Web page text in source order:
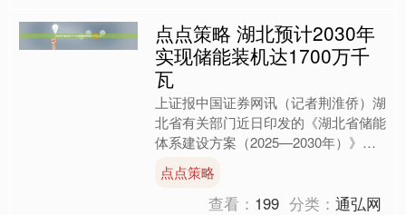
点点策略 湖北预计2030年
实现储能装机达1700万千
瓦
上证报中国证券网讯（记者荆淮侨）湖
北省有关部门近日印发的《湖北省储能
体系建设方案（2025—2030年）》提
出，到2027年，湖北新增储能以新型
储能为主，全省储....
点点策略
查看： 199 分类：通弘网